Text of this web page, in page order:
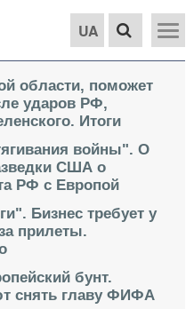
UA
области, поможет
ударов РФ,
Итоги
войны". О
США о
РФ с Европой
Бизнес требует у
прилеты.
бунт.
снять главу ФИФА